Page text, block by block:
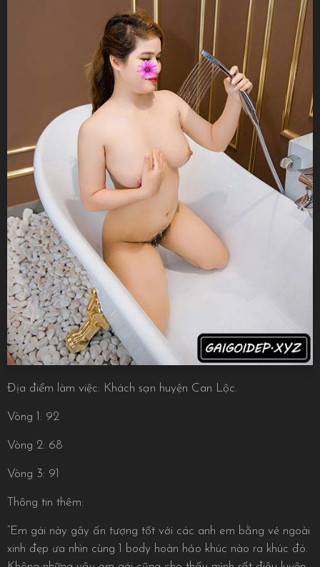
Địa điểm làm việc: Khách sạn huyện Can Lộc.
Vòng 1: 92
Vòng 2: 68
Vòng 3: 91
Thông tin thêm:
“Em gái này gây ấn tượng tốt với các anh em bằng vẻ ngoài
xinh đẹp ưa nhìn cùng 1 body hoàn hảo khúc nào ra khúc đó.